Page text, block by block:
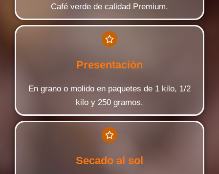
Café verde de calidad Premium.
Presentación
En grano o molido en paquetes de 1 kilo, 1/2
kilo y 250 gramos.
Secado al sol